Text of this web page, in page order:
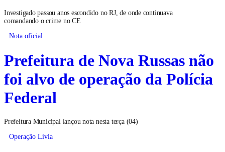
Investigado passou anos escondido no RJ, de onde continuava
comandando o crime no CE
Nota oficial
Prefeitura de Nova Russas não
foi alvo de operação da Polícia
Federal
Prefeitura Municipal lançou nota nesta terça (04)
Operação Lívia